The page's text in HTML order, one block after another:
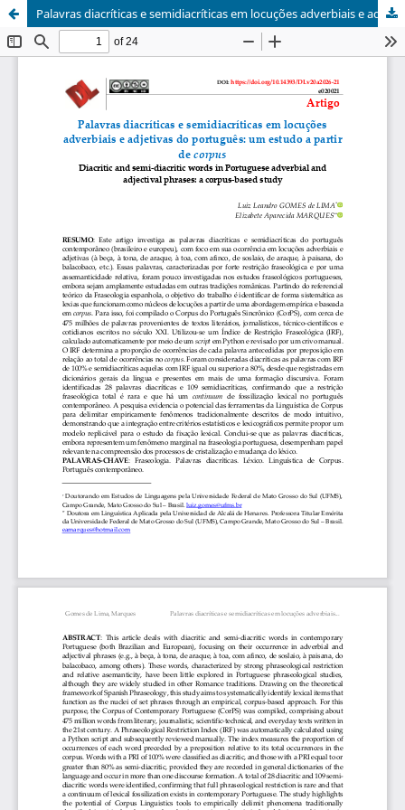
Palavras diacríticas e semidiacríticas em locuções adverbiais e adjetivas do português